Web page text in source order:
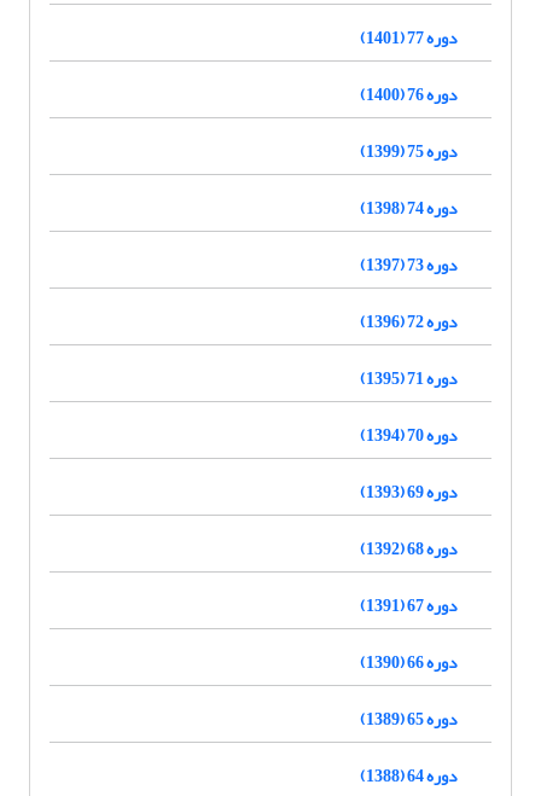
دوره 77 (1401)
دوره 76 (1400)
دوره 75 (1399)
دوره 74 (1398)
دوره 73 (1397)
دوره 72 (1396)
دوره 71 (1395)
دوره 70 (1394)
دوره 69 (1393)
دوره 68 (1392)
دوره 67 (1391)
دوره 66 (1390)
دوره 65 (1389)
دوره 64 (1388)